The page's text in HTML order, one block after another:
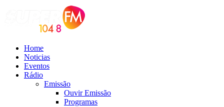
Home
Noticias
Eventos
Rádio
Emissão
Ouvir Emissão
Programas